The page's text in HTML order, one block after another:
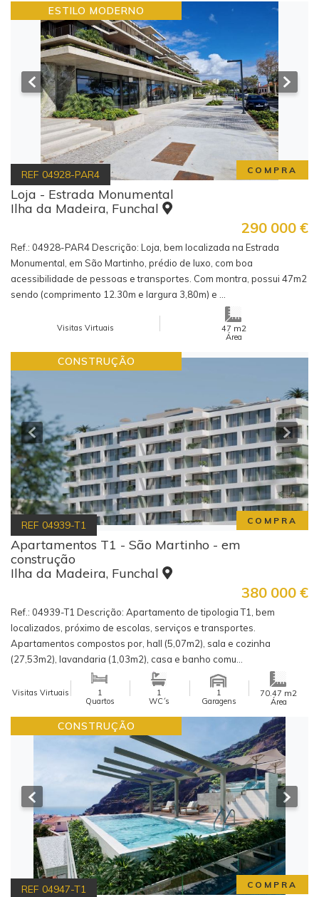
ESTILO MODERNO
COMPRA
REF 04928-PAR4
Loja - Estrada Monumental
Ilha da Madeira, Funchal
290 000 €
Ref.: 04928-PAR4 Descrição: Loja, bem localizada na Estrada
Monumental, em São Martinho, prédio de luxo, com boa
acessibilidade de pessoas e transportes. Com montra, possui 47m2
sendo (comprimento 12.30m e largura 3,80m) e ...
Visitas Virtuais 47 m2
Área
CONSTRUÇÃO
COMPRA
REF 04939-T1
Apartamentos T1 - São Martinho - em
construção
Ilha da Madeira, Funchal
380 000 €
Ref.: 04939-T1 Descrição: Apartamento de tipologia T1, bem
localizados, próximo de escolas, serviços e transportes.
Apartamentos compostos por, hall (5,07m2), sala e cozinha
(27,53m2), lavandaria (1,03m2), casa e banho comu...
Visitas Virtuais
1
Quartos
1
WC´s
1
Garagens
70.47 m2
Área
CONSTRUÇÃO
COMPRA
REF 04947-T1